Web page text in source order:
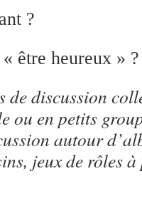
?
être heureux » ?
de discussion
ou en petits
autour
jeux de rôles